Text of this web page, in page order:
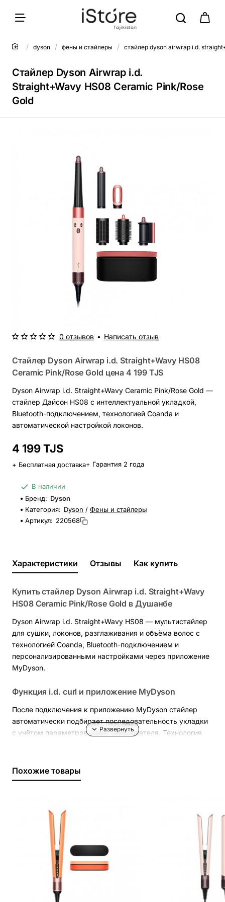
Стайлер Dyson Airwrap i.d.
Straight+Wavy HS08 Ceramic Pink/Rose
Gold
dyson фены и стайлеры стайлер dyson airwrap i.d.
Стайлер Dyson Airwrap i.d. Straight+Wavy HS08
Ceramic Pink/Rose Gold цена4 199 TJS
Dyson Airwrap i.d. Straight+Wavy Ceramic Pink/Rose Gold —
стайлер Дайсон HS08 с интеллектуальной укладкой,
Bluetooth-подключением, технологией Coanda и
автоматической настройкой локонов.
0 отзывов • Написать отзыв
+ Бесплатная доставка+ Гарантия 2 года
4 199 TJS
В наличии
Бренд: Dyson
Категория: Dyson / Фены и стайлеры
Артикул: 220568
Характеристики Отзывы Как купить
Купить стайлер Dyson Airwrap i.d. Straight+Wavy
HS08 Ceramic Pink/Rose Gold в Душанбе
Dyson Airwrap i.d. Straight+Wavy HS08 — мультистайлер
для сушки, локонов, разглаживания и объёма волос с
технологией Coanda, Bluetooth-подключением и
персонализированными настройками через приложение
MyDyson.
Функция i.d. curl и приложение MyDyson
После подключения к приложению MyDyson стайлер
автоматически подбирает последовательность укладки
с учётом параметров волос пользователя. Технология
Насадки Straight+Wavy
Fast Dryer для предварительной сушки
Soft Smoothing Brush для разглаживания волос
Round Volumising Brush для создания объёма
насадки для укладки прямых и волнистых волос
Технология Coanda и мотор Hyperdymium
Технология Coanda помогает автоматически притягивать
волосы к насадкам для создания локонов и укладки, а
Похожие товары